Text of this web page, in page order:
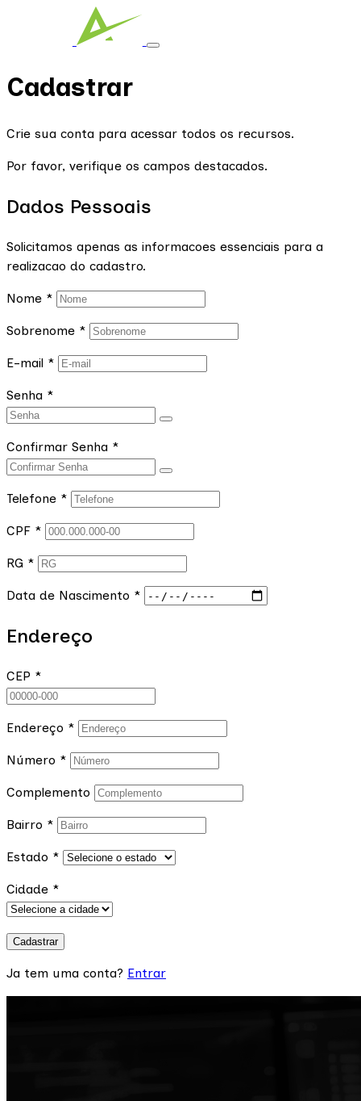
Cadastrar
Crie sua conta para acessar todos os recursos.
Por favor, verifique os campos destacados.
Dados Pessoais
Solicitamos apenas as informacoes essenciais para a
realizacao do cadastro.
Nome *
Sobrenome *
E-mail *
Senha *
Confirmar Senha *
Telefone *
CPF *
RG *
Data de Nascimento *
Endereço
CEP *
Endereço *
Número *
Complemento
Bairro *
Estado *
Cidade *
Cadastrar
Ja tem uma conta? Entrar